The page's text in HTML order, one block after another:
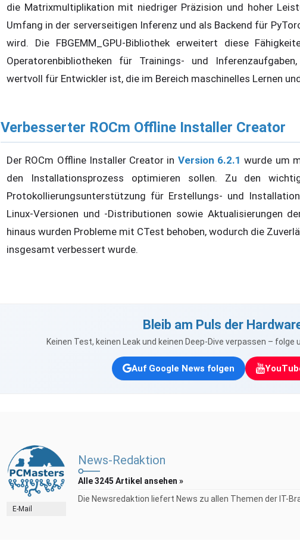
die Matrixmultiplikation mit niedriger Präzision und hoher
Umfang in der serverseitigen Inferenz und als Backend für
wird. Die FBGEMM_GPU-Bibliothek erweitert diese
Operatorenbibliotheken für Trainings- und
wertvoll für Entwickler ist, die im Bereich maschinelles Lernen
Verbesserter ROCm Offline Installer Creator
Der ROCm Offline Installer Creator in Version 6.2.1 wurde um
den Installationsprozess optimieren sollen. Zu den
Protokollierungsunterstützung für Erstellungs- und
Linux-Versionen und -Distributionen sowie Aktualisierungen
hinaus wurden Probleme mit CTest behoben, wodurch die
insgesamt verbessert wurde.
Bleib am Puls der
Keinen Test, keinen Leak und keinen Deep-Dive verpassen – folge
Auf Google News folgen
E-Mail
News-Redaktion
Alle 3245 Artikel ansehen »
Die Newsredaktion liefert News zu allen Themen der IT-